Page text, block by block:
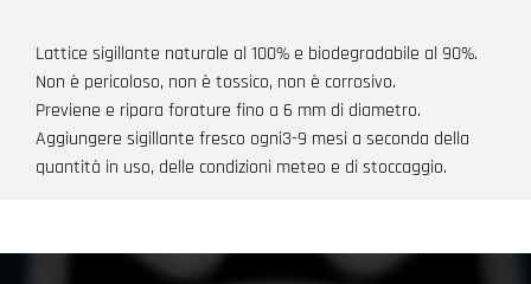
Lattice sigillante naturale al 100% e biodegradabile al 90%.
Non è pericoloso, non è tossico, non è corrosivo.
Previene e ripara forature fino a 6 mm di diametro.
Aggiungere sigillante fresco ogni3-9 mesi a seconda della
quantità in uso, delle condizioni meteo e di stoccaggio.